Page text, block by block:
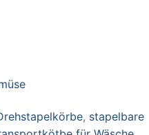
, stapelbare